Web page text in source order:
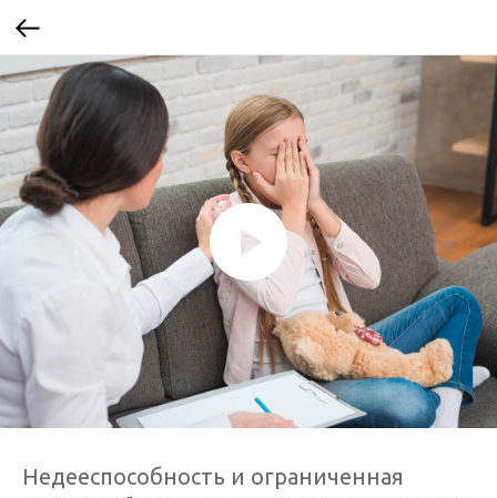
Недееспособность и ограниченная